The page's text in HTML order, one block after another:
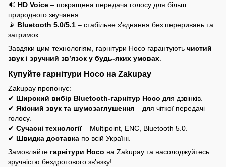
🔊 HD Voice – покращена передача голосу для більш
природного звучання.
📡 Bluetooth 5.0/5.1 – стабільне з’єднання без переривань та
затримок.
Завдяки цим технологіям, гарнітури Hoco гарантують чистий
звук і зручний зв’язок у будь-яких умовах.
Купуйте гарнітури Hoco на Zakupay
Zakupay пропонує:
✔ Широкий вибір Bluetooth-гарнітур Hoco для дзвінків.
✔ Якісний звук та шумозаглушення – для чіткої передачі
голосу.
✔ Сучасні технології– Multipoint, ENC, Bluetooth 5.0.
✔ Швидка доставка по всій Україні.
Замовляйте гарнітури Hoco на Zakupay та насолоджуйтесь
зручністю бездротового зв’язку!